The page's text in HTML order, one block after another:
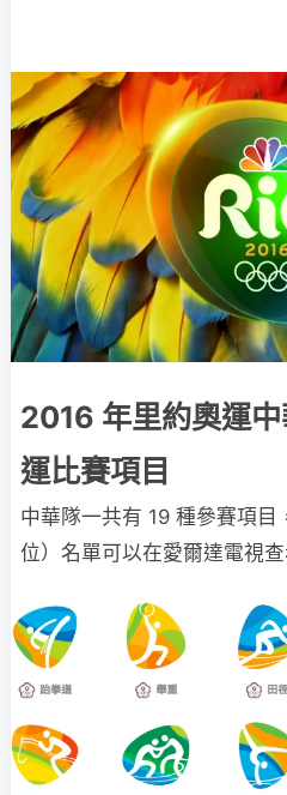
2016 年里約奧運
運比賽項目
中華隊一共有 19 種參賽項
位）名單可以在愛爾達電視查